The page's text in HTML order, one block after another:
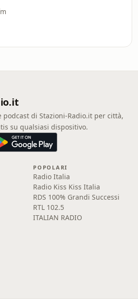
podcast di Stazioni-Radio.it per città,
su qualsiasi dispositivo.
POPOLARI
Radio Italia
Radio Kiss Kiss Italia
RDS 100% Grandi Successi
RTL 102.5
ITALIAN RADIO